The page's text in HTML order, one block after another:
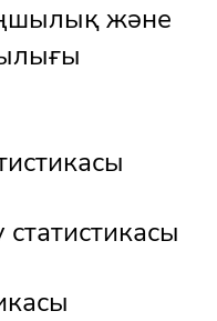
және